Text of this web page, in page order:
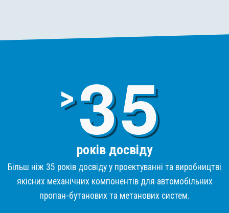
>3
років досвіду
Більш ніж 35 років досвіду у проектуванні та виробництві
якісних механічних компонентів для автомобільних
пропан-бутанових та метанових систем.